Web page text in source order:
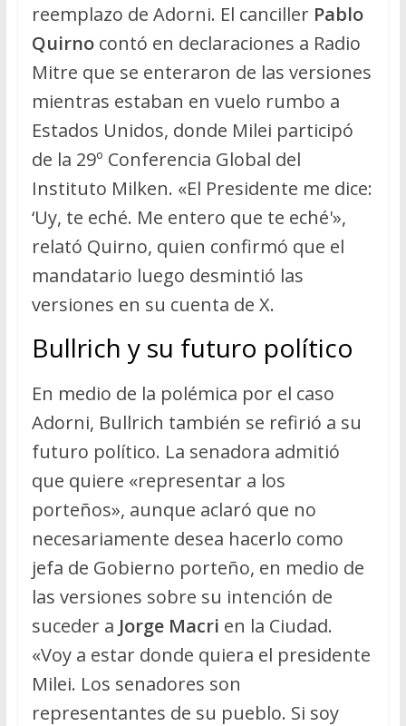
reemplazo de Adorni. El canciller Pablo
Quirnocontó en declaraciones a Radio
Mitre que se enteraron de las versiones
mientras estaban en vuelo rumbo a
Estados Unidos, donde Milei participó
de la 29º Conferencia Global del
Instituto Milken. «El Presidente me dice:
‘Uy, te eché. Me entero que te eché'»,
relató Quirno, quien confirmó que el
mandatario luego desmintió las
versiones en su cuenta de X.
Bullrich y su futuro político
En medio de la polémica por el caso
Adorni, Bullrich también se refirió a su
futuro político. La senadora admitió
que quiere «representar a los
porteños», aunque aclaró que no
necesariamente desea hacerlo como
jefa de Gobierno porteño, en medio de
las versiones sobre su intención de
suceder a Jorge Macri en la Ciudad.
«Voy a estar donde quiera el presidente
Milei. Los senadores son
representantes de su pueblo. Si soy